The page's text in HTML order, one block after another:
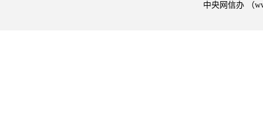
中央网信办 （